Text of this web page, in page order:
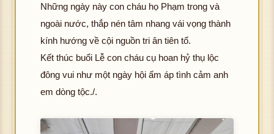
Những ngày này con cháu họ Phạm trong và
ngoài nước, thắp nén tâm nhang vái vọng thành
kính hướng về cội nguồn tri ân tiên tổ.
Kết thúc buổi Lễ con cháu cụ hoan hỷ thụ lộc
đông vui như một ngày hội ấm áp tình cảm anh
em dòng tộc./.